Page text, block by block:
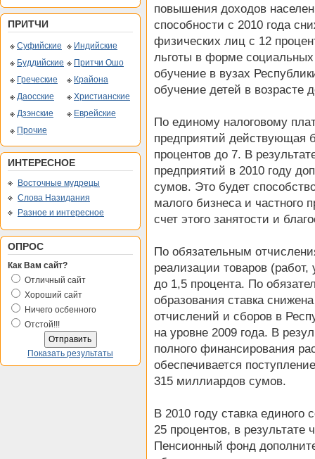
ПРИТЧИ
Суфийские
Индийские
Буддийские
Притчи Ошо
Греческие
Крайона
Даосские
Христианские
Дзэнские
Еврейские
Прочие
ИНТЕРЕСНОЕ
Восточные мудрецы
Слова Назидания
Разное и интересное
ОПРОС
Как Вам сайт?
Отличный сайт
Хороший сайт
Ничего осбенного
Отстой!!!
Показать результаты
повышения доходов
способности с 2010 года
физических лиц с 12
льготы в форме
обучение в вузах
обучение детей в возрасте
По единому налоговому
предприятий действующая
процентов до 7. В
предприятий в 2010 году
сумов. Это будет
малого бизнеса и частного
счет этого занятости и
По обязательным
реализации товаров (работ,
до 1,5 процента. По
образования ставка
отчислений и сборов в
на уровне 2009 года. В
полного финансирования
обеспечивается
315 миллиардов сумов.
В 2010 году ставка единого
25 процентов, в результате
Пенсионный фонд